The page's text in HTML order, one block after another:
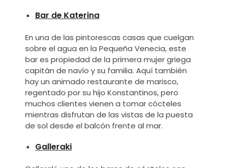
Bar de Katerina
En una de las pintorescas casas que cuelgan
sobre el agua en la Pequeña Venecia, este
bar es propiedad de la primera mujer griega
capitán de navío y su familia. Aquí también
hay un animado restaurante de marisco,
regentado por su hijo Konstantinos, pero
muchos clientes vienen a tomar cócteles
mientras disfrutan de las vistas de la puesta
de sol desde el balcón frente al mar.
Galleraki